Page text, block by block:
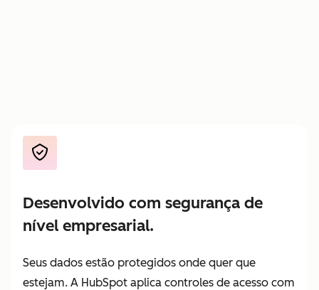
Desenvolvido com segurança de
nível empresarial.
Seus dados estão protegidos onde quer que
estejam. A HubSpot aplica controles de acesso com